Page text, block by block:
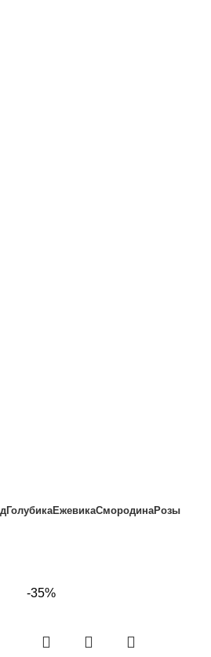
ГолубикаЕжевикаСмородинаРозы
-35%